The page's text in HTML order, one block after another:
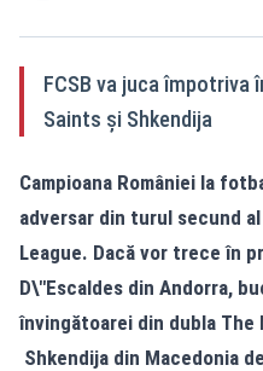
FCSB va juca împotriva
Saints și Shkendija
Campioana României la
adversar din turul secund
League. Dacă vor trece în
D\"Escaldes din Andorra,
învingătoarei din dubla The
Shkendija din Macedonia